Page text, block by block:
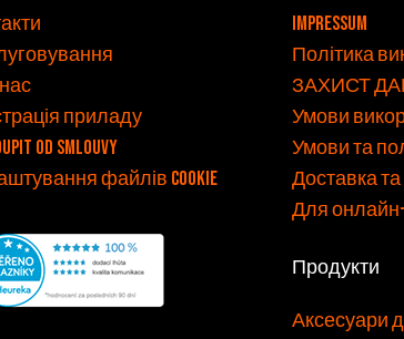
приладу
od smlouvy
файлів cookie
Impressum
Політика
ЗАХИСТ
Умови
Умови та
Доставка
Для
Продукти
Аксесуари